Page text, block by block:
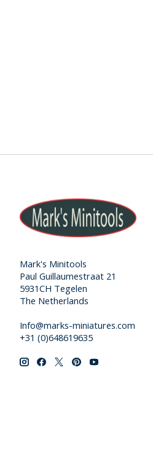
Mark's Minitools
Paul Guillaumestraat 21
5931CH Tegelen
The Netherlands
Info@marks-miniatures.com
+31 (0)648619635